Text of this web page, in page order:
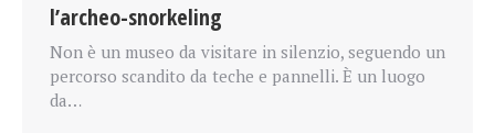
l’archeo-snorkeling
Non è un museo da visitare in silenzio, seguendo un
percorso scandito da teche e pannelli. È un luogo
da…